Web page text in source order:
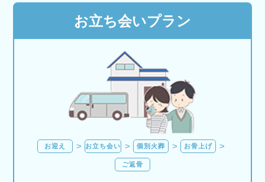
お立ち会いプラン
お迎え お立ち会い 個別火葬 お骨上げ
ご返骨